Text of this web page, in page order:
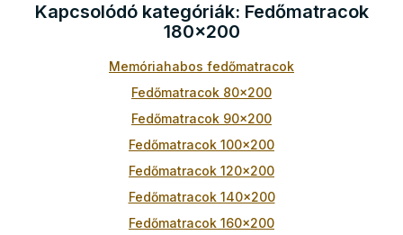
i
r
n
í
t
s
e
e
m
Kapcsolódó kategóriák: Fedőmatracok
180x200
Memóriahabos fedőmatracok
Fedőmatracok 80x200
Fedőmatracok 90x200
Fedőmatracok 100x200
Fedőmatracok 120x200
Fedőmatracok 140x200
Fedőmatracok 160x200